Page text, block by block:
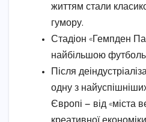
життям стали
гумору.
Стадіон «Гемпден
найбільшою
Після
одну з
Європі — від «міста